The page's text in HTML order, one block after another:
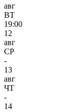
авг
ВТ
19:00
12
авг
СР
-
13
авг
ЧТ
-
14